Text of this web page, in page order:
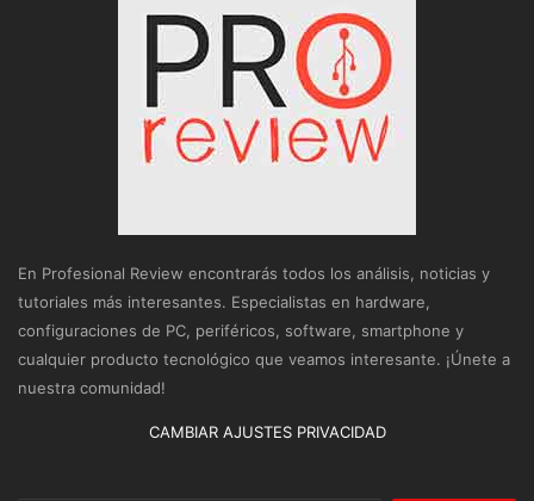
En Profesional Review encontrarás todos los análisis, noticias y
tutoriales más interesantes. Especialistas en hardware,
configuraciones de PC, periféricos, software, smartphone y
cualquier producto tecnológico que veamos interesante. ¡Únete a
nuestra comunidad!
CAMBIAR AJUSTES PRIVACIDAD